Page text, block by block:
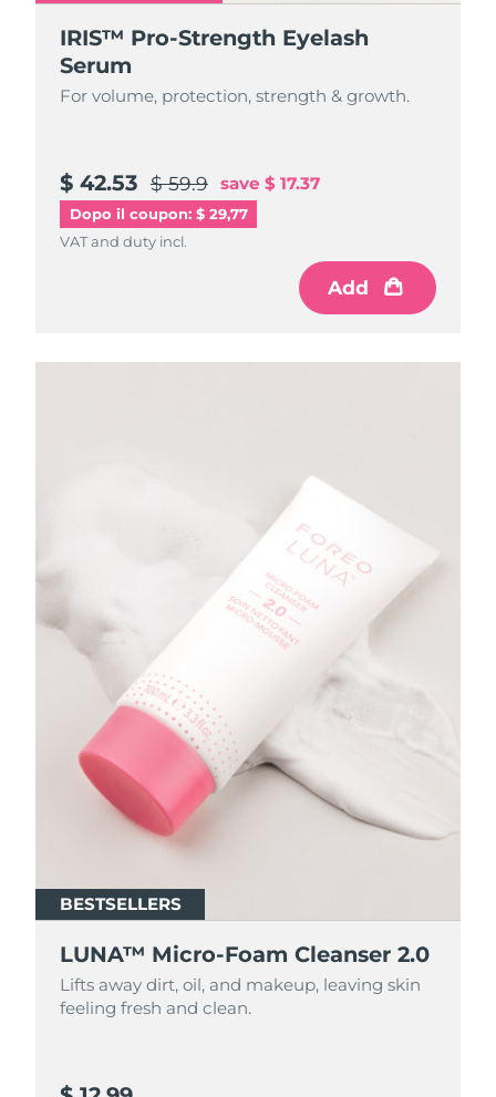
IRIS™ Pro-Strength Eyelash
Serum
For volume, protection, strength & growth.
$ 42.53 $ 59.9 save $ 17.37
Dopo il coupon: $ 29,77
VAT and duty incl.
Add
BESTSELLERS
LUNA™ Micro-Foam Cleanser 2.0
Lifts away dirt, oil, and makeup, leaving skin
feeling fresh and clean.
BESTSELLERS
LUNA™ Micro-Foam Cleanser 2.0
Lifts away dirt, oil, and makeup, leaving skin
feeling fresh and clean.